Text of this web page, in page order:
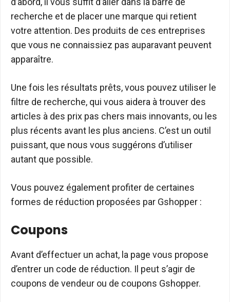
recherche et de placer une marque qui retient
votre attention. Des produits de ces entreprises
que vous ne connaissiez pas auparavant peuvent
apparaître.
Une fois les résultats prêts, vous pouvez utiliser le
filtre de recherche, qui vous aidera à trouver des
articles à des prix pas chers mais innovants, ou les
plus récents avant les plus anciens. C’est un outil
puissant, que nous vous suggérons d’utiliser
autant que possible.
Vous pouvez également profiter de certaines
formes de réduction proposées par Gshopper :
Coupons
Avant d’effectuer un achat, la page vous propose
d’entrer un code de réduction. Il peut s’agir de
coupons de vendeur ou de coupons Gshopper.